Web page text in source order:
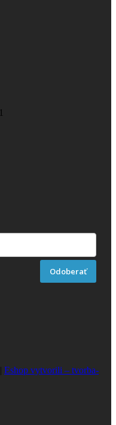
Odoberať
Eshop vytvorili – tvorba-